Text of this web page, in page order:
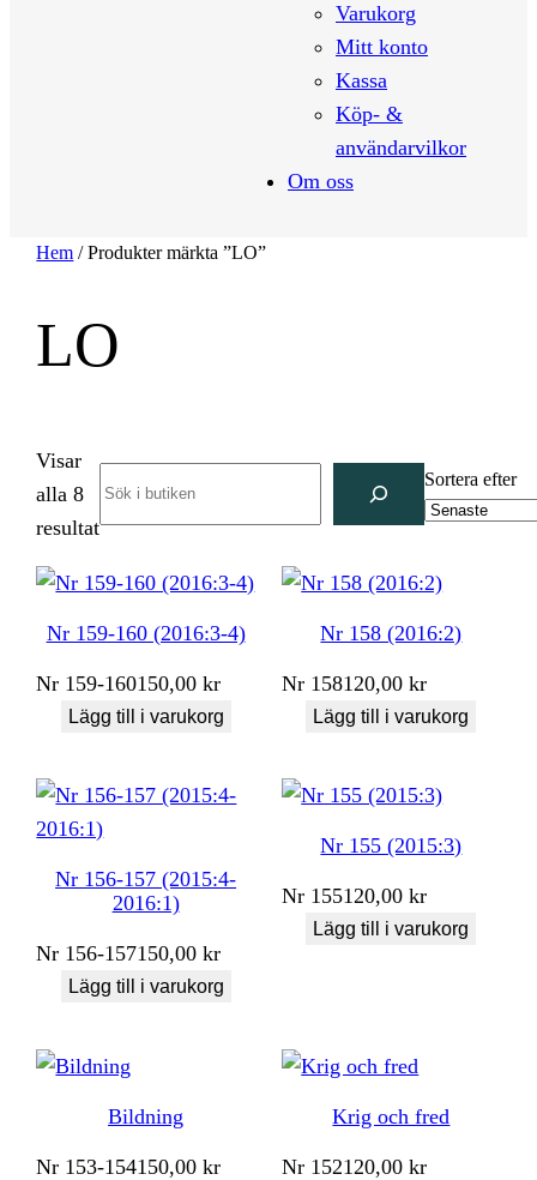
Varukorg
Mitt konto
Kassa
Köp- &
användarvilkor
Om oss
Hem / Produkter märkta ”LO”
LO
Visar
alla 8
resultatSortera
senaste
Sortera efter
Nr 159-160 (2016:3-4)
Nr 159-160150,00kr
Lägg till i varukorg
Nr 158 (2016:2)
Nr 158120,00kr
Lägg till i varukorg
Nr 156-157 (2015:4-
2016:1)
Nr 156-157150,00kr
Lägg till i varukorg
Nr 155 (2015:3)
Nr 155120,00kr
Lägg till i varukorg
Bildning
Nr 153-154150,00kr
Krig och fred
Nr 152120,00kr